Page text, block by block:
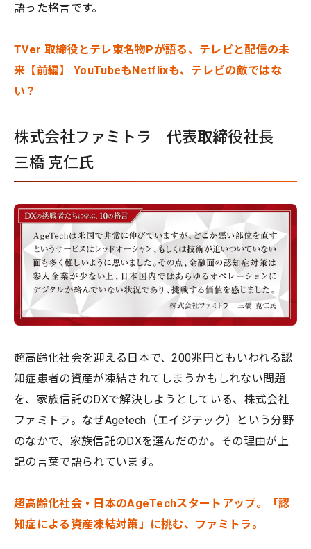
語った格言です。
TVer 取締役とテレ東名物Pが語る、テレビと配信の未
来【前編】 YouTubeもNetflixも、テレビの敵ではな
い？
株式会社ファミトラ 代表取締役社長
三橋 克仁氏
超高齢化社会を迎える日本で、200兆円ともいわれる認
知症患者の資産が凍結されてしまうかもしれない問題
を、家族信託のDXで解決しようとしている、株式会社
ファミトラ。なぜAgetech（エイジテック）という分野
のなかで、家族信託のDXを選んだのか。その理由が上
記の言葉で語られています。
超高齢化社会・日本のAgeTechスタートアップ。「認
知症による資産凍結対策」に挑む、ファミトラ。